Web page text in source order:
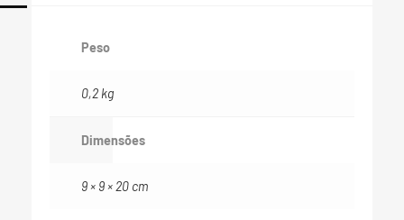
Peso
0,2 kg
Dimensões
9 × 9 × 20 cm